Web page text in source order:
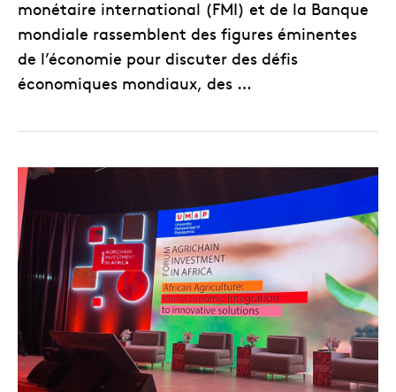
monétaire international (FMI) et de la Banque
mondiale rassemblent des figures éminentes
de l’économie pour discuter des défis
économiques mondiaux, des …